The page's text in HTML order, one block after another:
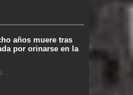
años muere tras
por orinarse en la
...